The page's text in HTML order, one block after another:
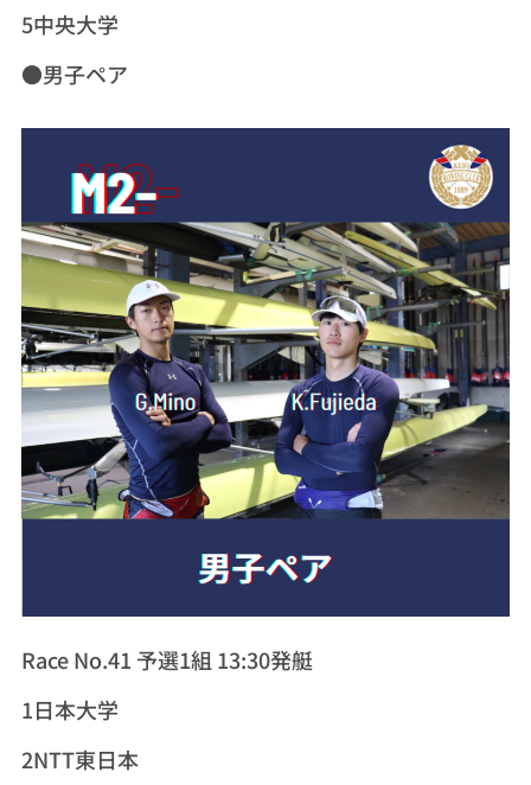
5中央大学
●男子ペア
Race No.41 予選1組 13:30発艇
1日本大学
2NTT東日本